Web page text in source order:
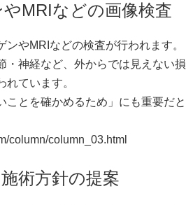
MRIなどの画像検査
ンやMRIなどの検査が行われます。
・神経など、外からでは見えない損
ています。
ことを確かめるため」にも重要だと
column/column_03.html
術方針の提案